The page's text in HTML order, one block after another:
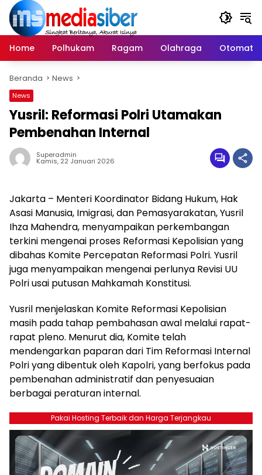
Langsung
konten
Home
Polhukam Ragam Olahraga Otomatif
Beranda News
News
Yusril: Reformasi Polri Utamakan
Pembenahan Internal
Superadmin
Kamis, 22 Januari 2026
Jakarta – Menteri Koordinator Bidang Hukum, Hak
Asasi Manusia, Imigrasi, dan Pemasyarakatan, Yusril
Ihza Mahendra, menyampaikan perkembangan
terkini mengenai proses Reformasi Kepolisian yang
dibahas Komite Percepatan Reformasi Polri. Yusril
juga menyampaikan mengenai perlunya Revisi UU
Polri usai putusan Mahkamah Konstitusi.
Yusril menjelaskan Komite Reformasi Kepolisian
masih pada tahap pembahasan awal melalui rapat-
rapat pleno. Menurut dia, Komite telah
mendengarkan paparan dari Tim Reformasi Internal
Polri yang dibentuk oleh Kapolri, yang berfokus pada
pembenahan administratif dan penyesuaian
berbagai peraturan internal.
Pakai Hosting Terbaik dan Harga Terjangkau